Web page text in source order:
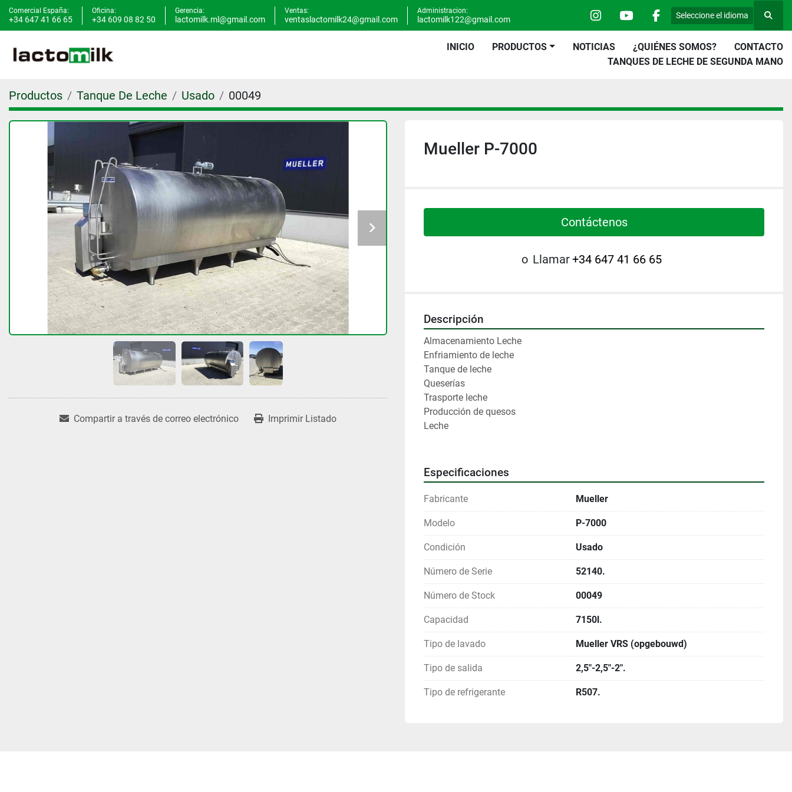
Comercial España:
+34 647 41 66 65
Oficina:
+34 609 08 82 50
Gerencia:
lactomilk.ml@gmail.com
Ventas:
ventaslactomilk24@gmail.com
Administracion:
lactomilk122@gmail.com instagramyoutubefacebook
Seleccione el idioma
INICIO PRODUCTOS NOTICIAS ¿QUIÉNES SOMOS?
CONTACTO
TANQUES DE LECHE DE SEGUNDA MANO
Productos Tanque De Leche Usado 00049
Compartir a través de correo electrónico Imprimir Listado
Mueller P-7000
Contáctenos
o Llamar+34 647 41 66 65
Descripción
Almacenamiento Leche
Enfriamiento de leche
Tanque de leche
Queserías
Trasporte leche
Producción de quesos
Leche
Especificaciones
Fabricante Mueller
Modelo P-7000
Condición Usado
Número de Serie 52140.
Número de Stock 00049
Capacidad 7150l.
Tipo de lavado Mueller VRS (opgebouwd)
Tipo de salida 2,5"-2,5"-2".
Tipo de refrigerante R507.